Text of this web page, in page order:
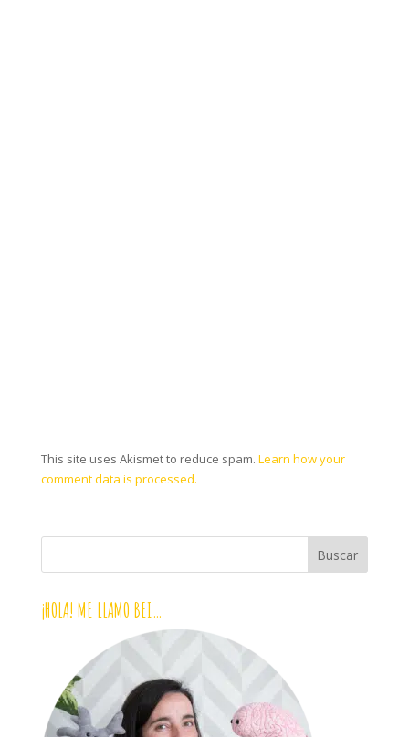
This site uses Akismet to reduce spam. Learn how your
comment data is processed.
¡HOLA! ME LLAMO BEI…